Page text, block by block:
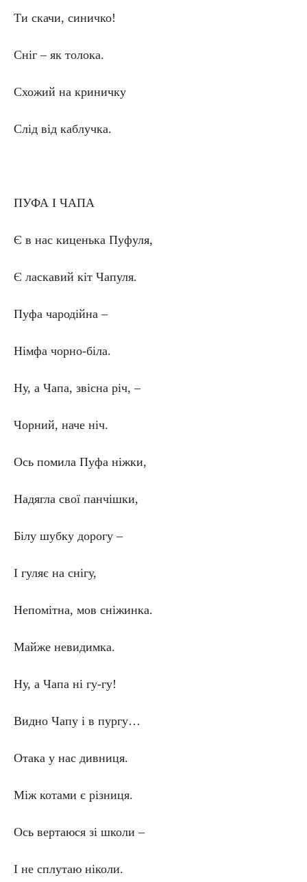
Ти скачи, синичко!
Сніг – як толока.
Схожий на криничку
Слід від каблучка.
ПУФА І ЧАПА
Є в нас киценька Пуфуля,
Є ласкавий кіт Чапуля.
Пуфа чародійна –
Німфа чорно-біла.
Ну, а Чапа, звісна річ, –
Чорний, наче ніч.
Ось помила Пуфа ніжки,
Надягла свої панчішки,
Білу шубку дорогу –
І гуляє на снігу,
Непомітна, мов сніжинка.
Майже невидимка.
Ну, а Чапа ні гу-гу!
Видно Чапу і в пургу…
Отака у нас дивниця.
Між котами є різниця.
Ось вертаюся зі школи –
І не сплутаю ніколи.